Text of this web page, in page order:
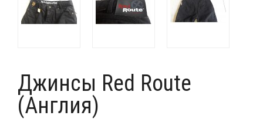
Джинсы Red Route
(Англия)